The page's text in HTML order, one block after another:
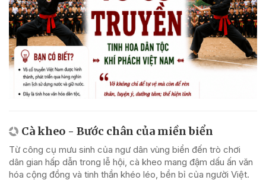
Cà kheo - Bước chân của miền biển
Từ công cụ mưu sinh của ngư dân vùng biển đến trò chơi
dân gian hấp dẫn trong lễ hội, cà kheo mang đậm dấu ấn văn
hóa cộng đồng và tinh thần khéo léo, bền bỉ của người Việt.